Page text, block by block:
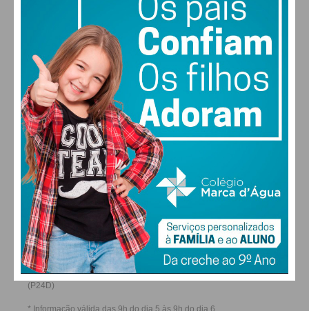
QUI SEX
30°
SÁB
28
DOM
ALTERAR
FARMACIAS DE SERVIÇO EM PAÇOS DE
FERREIRA